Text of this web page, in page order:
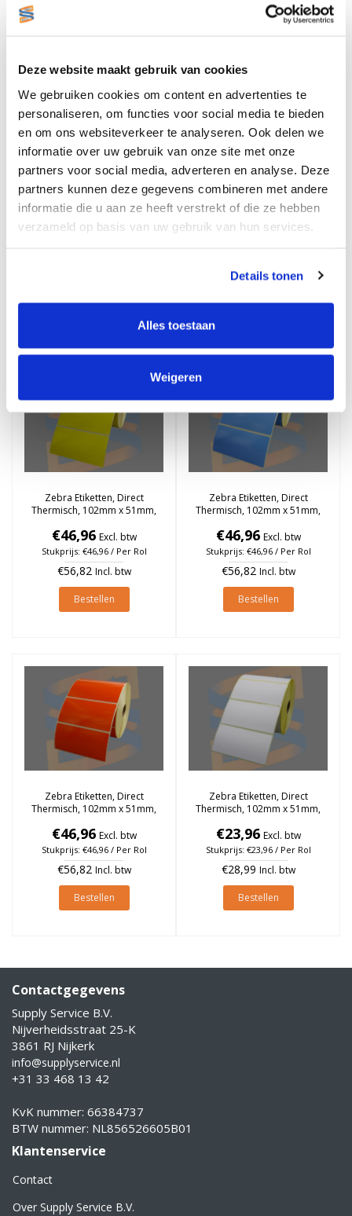
Deze website maakt gebruik van cookies
We gebruiken cookies om content en advertenties te
personaliseren, om functies voor social media te bieden
en om ons websiteverkeer te analyseren. Ook delen we
informatie over uw gebruik van onze site met onze
partners voor social media, adverteren en analyse. Deze
partners kunnen deze gegevens combineren met andere
informatie die u aan ze heeft verstrekt of die ze hebben
verzameld op basis van uw gebruik van hun services.
Details tonen
Alles toestaan
Weigeren
Zebra Etiketten, Direct
Thermisch, 102mm x 51mm,
Permanent, Kern 25mm,
Paars, rol à 1.370 stuks
€46,96
Bestellen
Thermisch, 102mm x 51mm,
Permanent, Kern 25mm,
€46,96
€56,82 Incl. btw
Bestellen
Zebra Etiketten, Direct
Thermisch, 102mm x 51mm,
Geel, rol à 1.370 stuks
€46,96 Excl. btw
Stukprijs: €46,96 / Per Rol
€56,82 Incl. btw
Bestellen
Zebra Etiketten, Direct
Thermisch, 102mm x 51mm,
Blauw, rol à 1.370 stuks
€46,96 Excl. btw
Stukprijs: €46,96 / Per Rol
€56,82 Incl. btw
Bestellen
Zebra Etiketten, Direct
Thermisch, 102mm x 51mm,
Oranje, rol à 1.370 stuks
€46,96 Excl. btw
Stukprijs: €46,96 / Per Rol
€56,82 Incl. btw
Bestellen
Zebra Etiketten, Direct
Thermisch, 102mm x 51mm,
1.370 stuks
€23,96 Excl. btw
Stukprijs: €23,96 / Per Rol
€28,99 Incl. btw
Bestellen
Contactgegevens
Supply Service B.V.
Nijverheidsstraat 25-K
3861 RJ Nijkerk
info@supplyservice.nl
+31 33 468 13 42
KvK nummer: 66384737
BTW nummer: NL856526605B01
Klantenservice
Contact
Over Supply Service B.V.